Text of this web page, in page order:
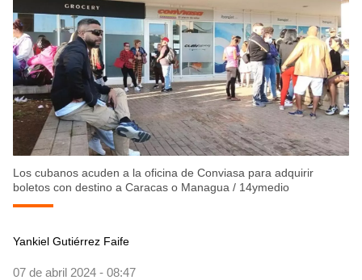
Los cubanos acuden a la oficina de Conviasa para adquirir
boletos con destino a Caracas o Managua / 14ymedio
Yankiel Gutiérrez Faife
07 de abril 2024 - 08:47